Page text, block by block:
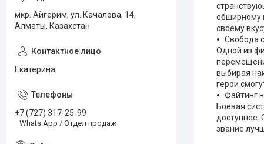
обширному
своему
Свобода
Одной из
выбирая
герои
Файтинг
Боевая
доступнее.
звание
мкр. Айгерим, ул. Качалова, 14,
Алматы, Казахстан
Екатерина
+7 (727) 317-25-99
Whats App / Отдел продаж